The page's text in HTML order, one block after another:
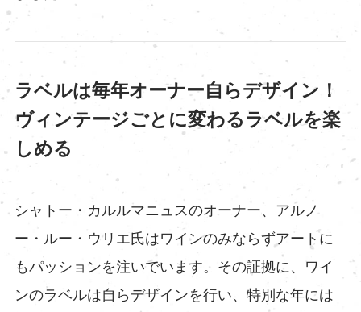
ラベルは毎年オーナー自らデザイン！
ヴィンテージごとに変わるラベルを楽
しめる
シャトー・カルルマニュスのオーナー、アルノ
ー・ルー・ウリエ氏はワインのみならずアートに
もパッションを注いでいます。その証拠に、ワイ
ンのラベルは自らデザインを行い、特別な年には